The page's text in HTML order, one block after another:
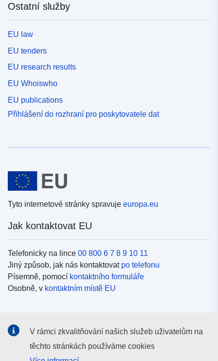
Ostatní služby
EU law
EU tenders
EU research results
EU Whoiswho
EU publications
Přihlášení do rozhraní pro poskytovatele dat
Tyto internetové stránky spravuje europa.eu
Jak kontaktovat EU
Telefonicky na lince 00 800 6 7 8 9 10 11
Jiný způsob, jak nás kontaktovat po telefonu
Písemně, pomocí kontaktního formuláře
Osobně, v kontaktním místě EU
Vyhledávání informačních kanálů EU vsociálních médiích
V rámci zkvalitňování našich služeb uživatelům na
těchto stránkách používáme cookies